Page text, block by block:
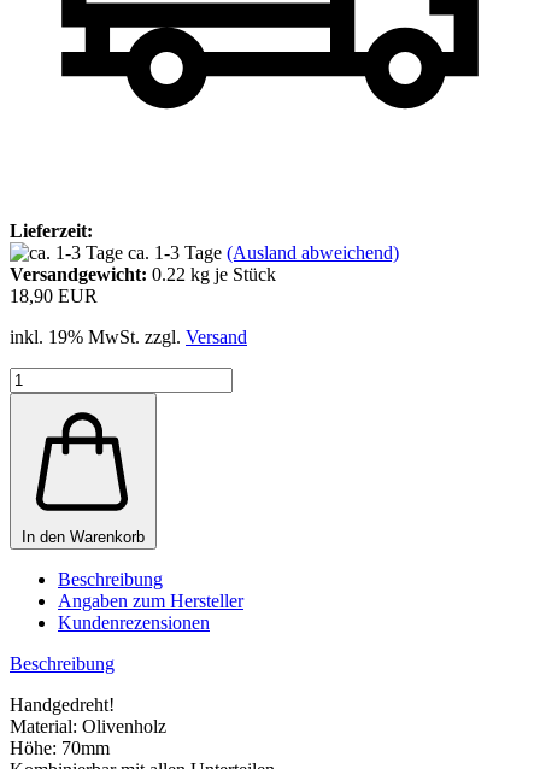
Lieferzeit:
ca. 1-3 Tage (Ausland abweichend)
Versandgewicht: 0.22 kg je Stück
18,90 EUR
inkl. 19% MwSt. zzgl. Versand
In den Warenkorb
Beschreibung
Angaben zum Hersteller
Kundenrezensionen
Beschreibung
Handgedreht!
Material: Olivenholz
Höhe: 70mm